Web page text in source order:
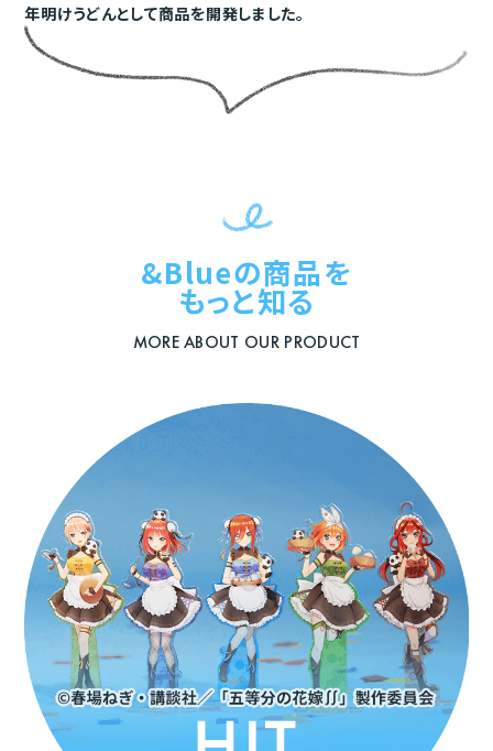
年明けうどんとして商品を開発しました。
&Blueの商品を
もっと知る
MORE ABOUT OUR PRODUCT